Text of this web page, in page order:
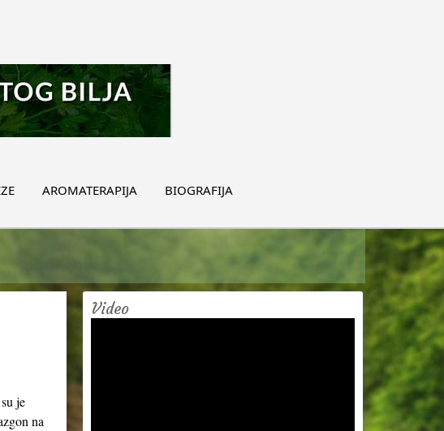
AROMATERAPIJA BIOGRAFIJA
je
na
Video